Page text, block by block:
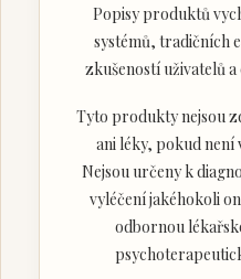
Popisy produktů
systémů, tradičních
zkušeností uživatelů
Tyto produkty nejsou
ani léky, pokud není
Nejsou určeny k
vyléčení jakéhokoli
odbornou